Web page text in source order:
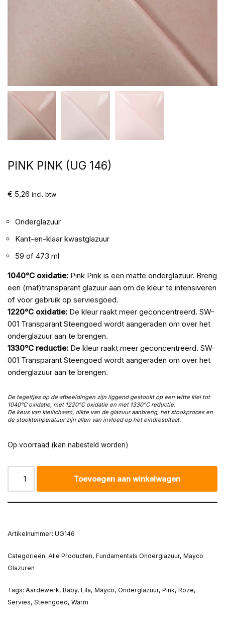
PINK PINK (UG 146)
€ 5,26 incl. btw
Onderglazuur
Kant-en-klaar kwastglazuur
59 of 473 ml
1040°C oxidatie: Pink Pink is een matte onderglazuur. Breng
een (mat)transparant glazuur aan om de kleur te intensiveren
of voor gebruik op serviesgoed.
1220°C oxidatie: De kleur raakt meer geconcentreerd. SW-
001 Transparant Steengoed wordt aangeraden om over het
onderglazuur aan te brengen.
1330°C reductie: De kleur raakt meer geconcentreerd. SW-
001 Transparant Steengoed wordt aangeraden om over het
onderglazuur aan te brengen.
De tegeltjes op de afbeeldingen zijn liggend gestookt op een witte klei tot
1040°C oxidatie, met 1220°C oxidatie en met 1330°C reductie.
De keus van kleilichaam, dikte van de glazuur aanbreng, het stookproces en
de stooktemperatuur zijn allen van invloed op het eindresultaat.
Op voorraad (kan nabesteld worden)
Toevoegen aan winkelwagen
Artikelnummer: UG146
Categorieën: Alle Producten, Fundamentals Onderglazuur, Mayco
Glazuren
Tags: Aardewerk, Baby, Lila, Mayco, Onderglazuur, Pink, Roze,
Servies, Steengoed, Warm